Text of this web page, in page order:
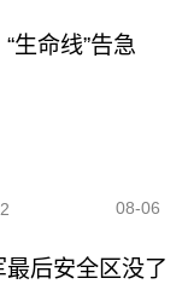
生命线”告急
08-06
后安全区没了